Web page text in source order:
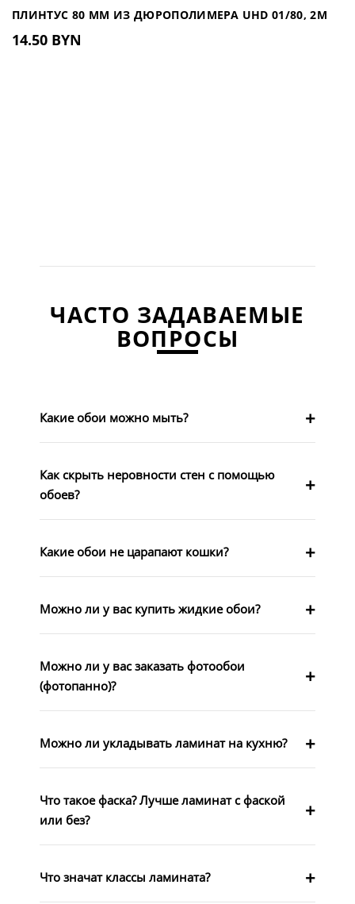
ПЛИНТУС 80 ММ ИЗ ДЮРОПОЛИМЕРА UHD 01/80, 2М
14.50 BYN
ЧАСТО ЗАДАВАЕМЫЕ
ВОПРОСЫ
Какие обои можно мыть?
Как скрыть неровности стен с помощью
обоев?
Какие обои не царапают кошки?
Можно ли у вас купить жидкие обои?
Можно ли у вас заказать фотообои
(фотопанно)?
Можно ли укладывать ламинат на кухню?
Что такое фаска? Лучше ламинат с фаской
или без?
Что значат классы ламината?